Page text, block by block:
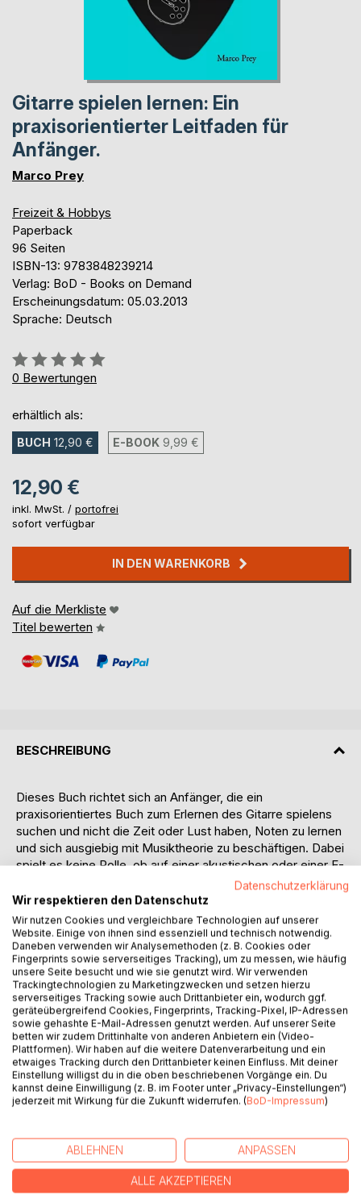
Gitarre spielen lernen: Ein
praxisorientierter Leitfaden für
Anfänger.
Marco Prey
Freizeit & Hobbys
Paperback
96 Seiten
ISBN-13: 9783848239214
Verlag: BoD - Books on Demand
Erscheinungsdatum: 05.03.2013
Sprache: Deutsch
Bewertung::
0%
0 Bewertungen
erhältlich als:
BUCH 12,90 € E-BOOK 9,99 €
12,90 €
inkl. MwSt. / portofrei
sofort verfügbar
IN DEN WARENKORB
Auf die Merkliste
Titel bewerten
BESCHREIBUNG
Dieses Buch richtet sich an Anfänger, die ein
praxisorientiertes Buch zum Erlernen des Gitarre spielens
suchen und nicht die Zeit oder Lust haben, Noten zu lernen
und sich ausgiebig mit Musiktheorie zu beschäftigen. Dabei
spielt es keine Rolle, ob auf einer akustischen oder einer E-
Gitarre gelernt wird. Im ersten Teil des Buches werden die
Grundlagen beschrieben. Es wird die Frage nach der
geeigneten Gitarre erörtert, wichtiges Zubehör vorgestellt,
der richtige Griff erklärt u.v.m. Im Mittelteil des Buches
werden Akkorde inkl. Power Chords und Barré Akkorde mit
den dazugehörigen Übungen beschrieben. Zum besseren
Verständnis gibt es viele Illustrationen und Diagramme. Den
Abschluss bilden das Fingerpicking und Rhythmustraining.
Der Hauptteil des Buches besteht aus 20 bekannten
Liedern, die in ihrem Schwierigkeitsgrad stetig ansteigen.
Zu vielen Liedern bietet der Autor Varianten an, sodass der
Leser schnell Erfolge erzielen kann und nie den Spaß am
Spielen verliert. Zum Schluss sei noch erwähnt, dass einige
Kapitel Verweise auf die Webseite des Buches enthalten.
Songs aus diesem Buch anhören. / Auszug der Liederliste:
The Troggs – Wild thing, Uriah Heep – Lady in black, Wet
Wet Wet – Love is all around, Michael Andrews - Mad
World, Four non Blondes – Whats up, Outkast - Hey Ya,
Datenschutzerklärung
Wir respektieren den Datenschutz
Wir nutzen Cookies und vergleichbare Technologien auf unserer
Website. Einige von ihnen sind essenziell und technisch notwendig.
Daneben verwenden wir Analysemethoden (z. B. Cookies oder
Fingerprints sowie serverseitiges Tracking), um zu messen, wie häufig
unsere Seite besucht und wie sie genutzt wird. Wir verwenden
Trackingtechnologien zu Marketingzwecken und setzen hierzu
serverseitiges Tracking sowie auch Drittanbieter ein, wodurch ggf.
geräteübergreifend Cookies, Fingerprints, Tracking-Pixel, IP-Adressen
sowie gehashte E-Mail-Adressen genutzt werden. Auf unserer Seite
betten wir zudem Drittinhalte von anderen Anbietern ein (Video-
Plattformen). Wir haben auf die weitere Datenverarbeitung und ein
etwaiges Tracking durch den Drittanbieter keinen Einfluss. Mit deiner
Einstellung willigst du in die oben beschriebenen Vorgänge ein. Du
kannst deine Einwilligung (z. B. im Footer unter „Privacy-Einstellungen“)
jederzeit mit Wirkung für die Zukunft widerrufen. (BoD-Impressum)
ABLEHNEN ANPASSEN
ALLE AKZEPTIEREN